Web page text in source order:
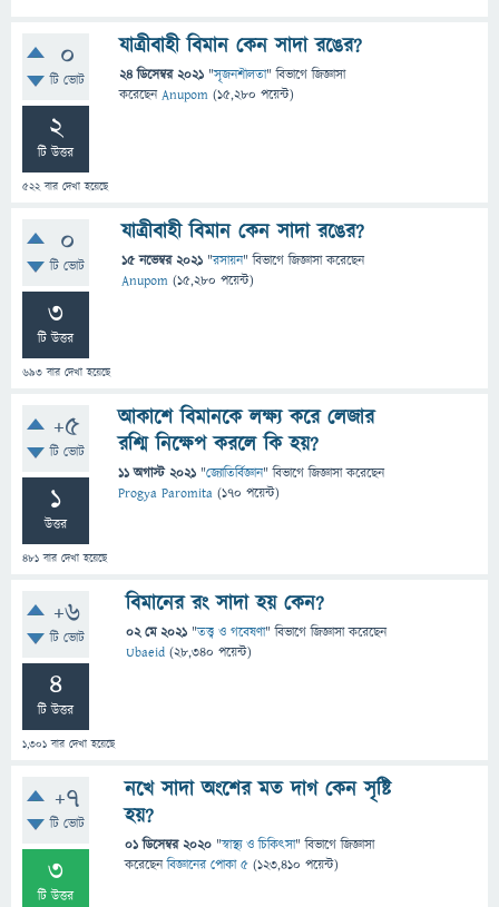
0
টি ভোট
2
টি উত্তর
522বার দেখা হয়েছে
যাত্রীবাহী বিমান কেন সাদা রঙের?
24 ডিসেম্বর 2021 "সৃজনশীলতা" বিভাগে জিজ্ঞাসা
করেছেনAnupom (15,280 পয়েন্ট)
0
টি ভোট
3
টি উত্তর
693 বার দেখা হয়েছে
যাত্রীবাহী বিমান কেন সাদা রঙের?
15 নভেম্বর 2021 "রসায়ন" বিভাগে জিজ্ঞাসাকরেছেন
Anupom (15,280 পয়েন্ট)
+5
টি ভোট
1
উত্তর
481 বার দেখা হয়েছে
আকাশে বিমানকে লক্ষ্য করে লেজার
রশ্মি নিক্ষেপ করলে কি হয়?
11 অগাস্ট 2021 "জ্যোতির্বিজ্ঞান" বিভাগে জিজ্ঞাসাকরেছেন
Progya Paromita (170 পয়েন্ট)
+6
টি ভোট
4
টি উত্তর
1,301 বার দেখা হয়েছে
বিমানের রং সাদা হয় কেন?
02 মে 2021 "তত্ত্ব ও গবেষণা" বিভাগে জিজ্ঞাসাকরেছেন
Ubaeid (28,340 পয়েন্ট)
+7
টি ভোট
3
টি উত্তর
নখে সাদা অংশের মত দাগ কেন সৃষ্টি
হয়?
01 ডিসেম্বর 2020 "স্বাস্থ্য ও চিকিৎসা" বিভাগে জিজ্ঞাসা
করেছেনবিজ্ঞানের পোকা ৫ (123,410 পয়েন্ট)